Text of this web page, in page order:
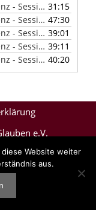
3-7“ —
31:15
4-7“ —
47:30
5-7“
39:01
6-7“
39:11
7-7“ —
40:20
e.V.
diese Website weiter
aus.